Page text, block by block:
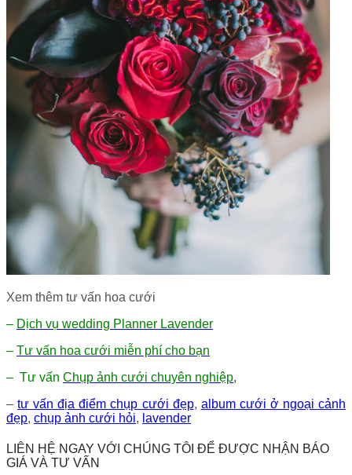
Xem thêm tư vấn hoa cưới
– Dịch vụ wedding Planner Lavender
– Tư vấn hoa cưới miễn phí cho bạn
– Tư vấn Chụp ảnh cưới chuyên nghiệp,
–tư vấn địa điểm chụp cưới đẹp, album cưới ở ngoại cảnh
đẹp, chụp ảnh cưới hỏi, lavender
LIÊN HỆ NGAY VỚI CHÚNG TÔI ĐỂ ĐƯỢC NHẬN BÁO
GIÁ VÀ TƯ VẤN